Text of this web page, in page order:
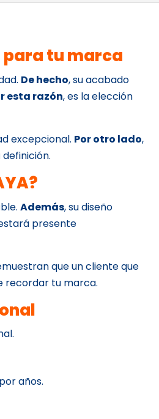
para tu marca
De hecho, su acabado
esta razón, es la elección
excepcional. Por otro lado,
Además, su diseño
presente
que un cliente que
recordar tu marca.
años.